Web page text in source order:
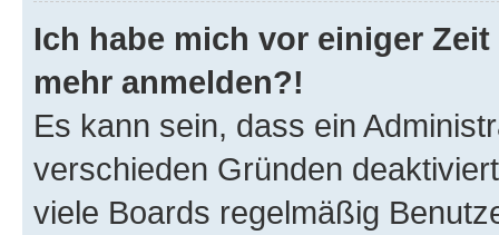
Ich habe mich vor einiger
mehr anmelden?!
Es kann sein, dass ein
verschieden Gründen
viele Boards regelmäßig